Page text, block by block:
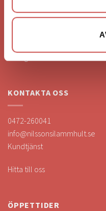
N. Fabriksgatan 2
363 44 Lammhult
KONTAKTA OSS
0472-260041
info@nilssonsilammhult.se
Kundtjänst
Hitta till oss
ÖPPETTIDER